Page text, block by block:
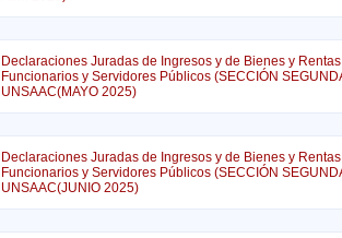
Declaraciones Juradas de Ingresos y de Bienes y
Funcionarios y Servidores Públicos (SECCIÓN
UNSAAC(MAYO 2025)
Declaraciones Juradas de Ingresos y de Bienes y
Funcionarios y Servidores Públicos (SECCIÓN
UNSAAC(JUNIO 2025)